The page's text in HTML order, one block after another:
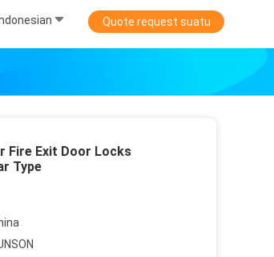
Quote request suatu
Fire Exit Door Locks
Type